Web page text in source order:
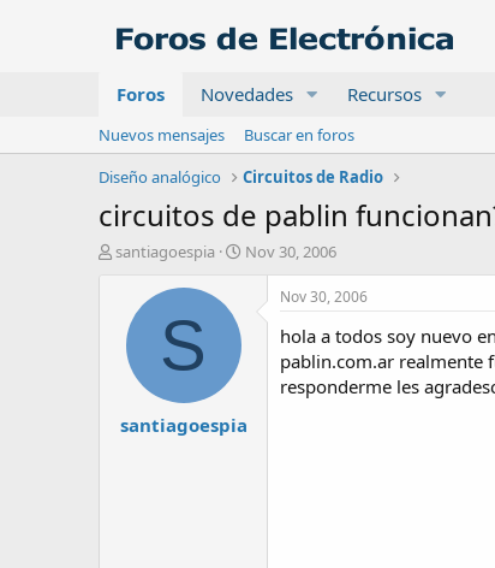
Foros Novedades Recursos
Nuevos mensajes
Buscar en foros
Diseño analógico
Circuitos de Radio
circuitos de pablin
A
santiagoespia
F
n
Nov 30, 2006
S
santiagoespia
Nov 30, 2006
hola a todos soy nuevo
pablin.com.ar realmente
responderme les